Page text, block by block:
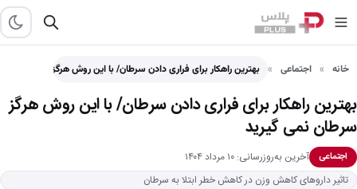
خانه اجتماعی بهترین راهکار برای فراری دادن سرطان/ با این روش هرگز…
بهترین راهکار برای فراری دادن سرطان/ با این روش هرگز
سرطان نمی گیرید
اجتماعی
آخرین به‌روزرسانی: ۱۰ مرداد ۱۴۰۴
تاثیر داروهای کاهش وزن در کاهش خطر ابتلا به سرطان‌